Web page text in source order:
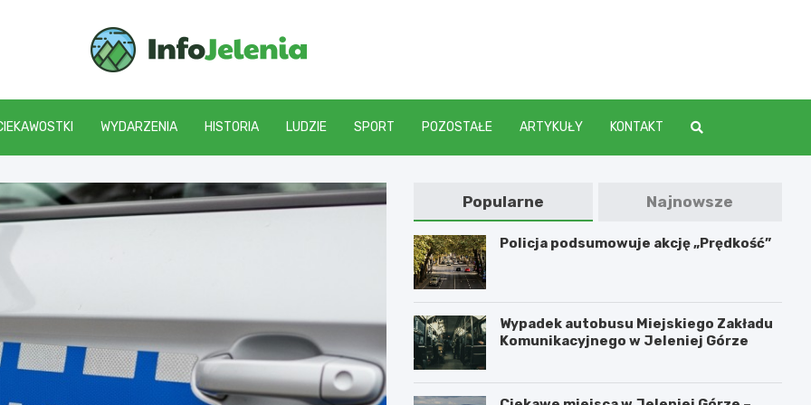
WYDARZENIA HISTORIA LUDZIE SPORT POZOSTAŁE ARTYKUŁY KONTAKT
Popularne Najnowsze
Policja podsumowuje akcję „Prędkość”
Wypadek autobusu Miejskiego Zakładu
Komunikacyjnego w Jeleniej Górze